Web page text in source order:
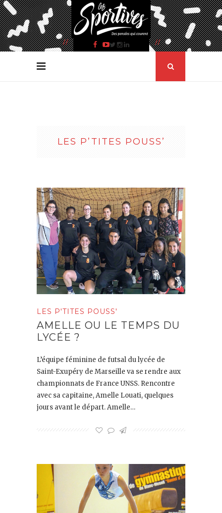
LES P’TITES POUSS’
LES P'TITES POUSS'
AMELLE OU LE TEMPS DU
LYCÉE ?
L’équipe féminine de futsal du lycée de
Saint-Exupéry de Marseille va se rendre aux
championnats de France UNSS. Rencontre
avec sa capitaine, Amelle Louati, quelques
jours avant le départ. Amelle…